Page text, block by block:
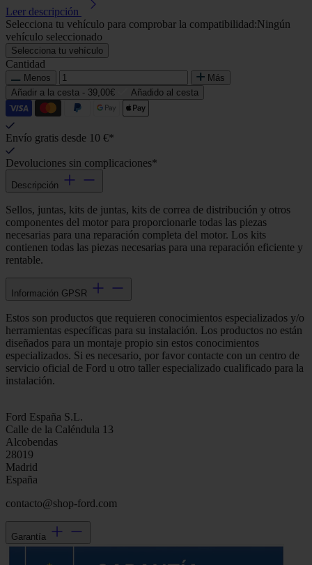
Leer descripción
Selecciona tu vehículo para comprobar la compatibilidad:Ningún
vehículo seleccionado
Selecciona tu vehículo
Cantidad
Menos
Más
Añadir a la cesta - 39,00€ Añadido al cesta
Envío gratis desde 10 €*
Devoluciones sin complicaciones*
Descripción
Sellos, juntas, kits de juntas, kits de correa de distribución y otros
componentes del motor para proporcionarle todas las piezas
necesarias para una reparación completa del motor. Los kits
contienen todas las piezas necesarias para una reparación eficiente y
rentable.
Información GPSR
Estos son productos que requieren conocimientos especializados y/o
herramientas específicas para su instalación. Los productos no están
diseñados para un montaje propio sin estos conocimientos
especializados. Si es necesario, por favor contacte con un centro de
servicio oficial de Ford u otro taller especializado cualificado para la
instalación.
Ford España S.L.
Calle de la Caléndula 13
Alcobendas
28019
Madrid
España
contacto@shop-ford.com
Garantía